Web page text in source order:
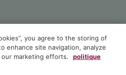
you agree to the storing of
enhance site navigation, analyze
marketing efforts.
politique